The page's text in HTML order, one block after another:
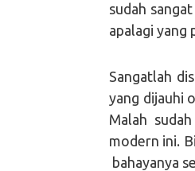
sudah
apalagi
Sangatlah
yang dijauhi
Malah
modern ini.
bahayanya